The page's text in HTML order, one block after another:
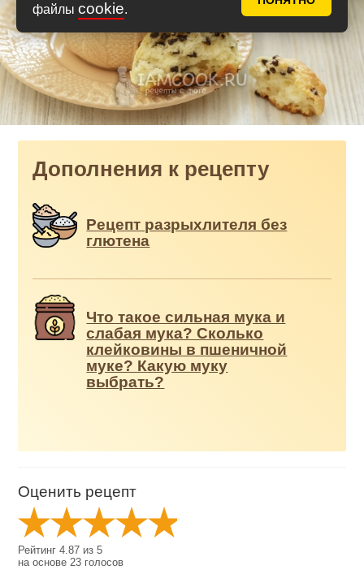
файлы cookie.
Дополнения к рецепту
Рецепт разрыхлителя без
глютена
Что такое сильная мука и
слабая мука? Сколько
клейковины в пшеничной
муке? Какую муку
выбрать?
Оценить рецепт
Рейтинг4.87 из5
на основе 23 голосов